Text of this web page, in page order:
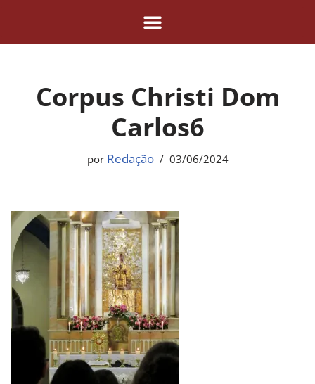
conteúdo
Corpus Christi Dom
Carlos6
por Redação 03/06/2024